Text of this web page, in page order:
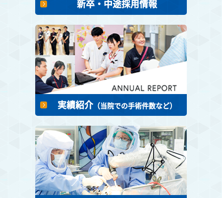
新卒・中途採用情報
実績紹介（当院での手術件数など）